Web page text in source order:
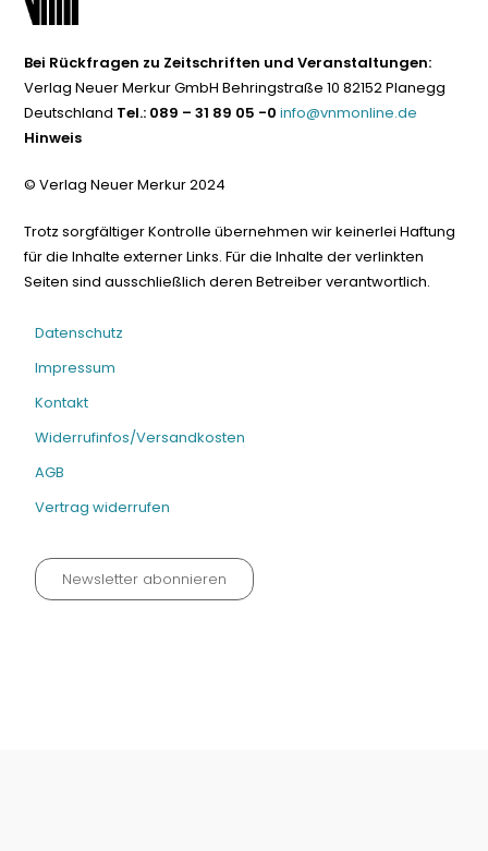
Bei Rückfragen zu Zeitschriften und Veranstaltungen:
Verlag Neuer Merkur GmbH Behringstraße 10 82152 Planegg
Deutschland Tel.: 089 – 31 89 05 -0 info@vnmonline.de
Hinweis
© Verlag Neuer Merkur 2024
Trotz sorgfältiger Kontrolle übernehmen wir keinerlei Haftung
für die Inhalte externer Links. Für die Inhalte der verlinkten
Seiten sind ausschließlich deren Betreiber verantwortlich.
Datenschutz
Impressum
Kontakt
Widerrufinfos/Versandkosten
AGB
Vertrag widerrufen
Newsletter abonnieren